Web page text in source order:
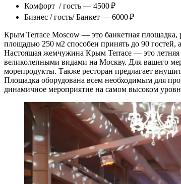
Комфорт / гость — 4500 ₽
Бизнес / гость/ Банкет — 6000 ₽
Крым Terrace Moscow — это банкетная площадка,
площадью 250 м2 способен принять до 90 гостей,
Настоящая жемчужина Крым Terrace — это летняя
великолепными видами на Москву. Для вашего
морепродукты. Также ресторан предлагает
Площадка оборудована всем необходимым для
динамичное мероприятие на самом высоком